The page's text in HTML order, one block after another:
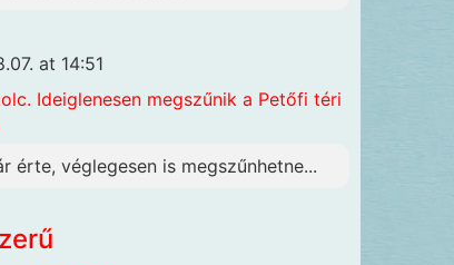
at 14:51
Ideiglenesen megszűnik a Petőfi téri
érte, véglegesen is megszűnhetne...